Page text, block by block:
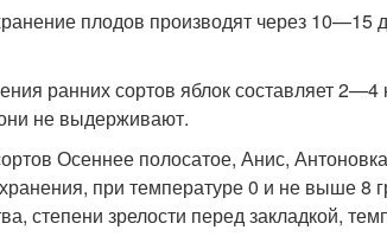
плодов производят через
ранних сортов яблок составляет
не выдерживают.
Осеннее полосатое, Анис,
при температуре 0 и не выше 8
степени зрелости перед закладкой,